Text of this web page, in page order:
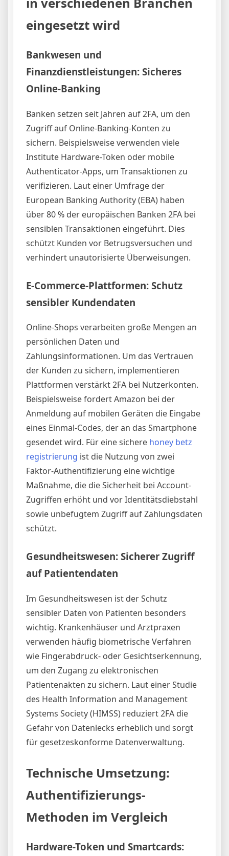
eingesetzt wird
Bankwesen und
Finanzdienstleistungen: Sicheres
Online-Banking
Banken setzen seit Jahren auf 2FA, um den
Zugriff auf Online-Banking-Konten zu
sichern. Beispielsweise verwenden viele
Institute Hardware-Token oder mobile
Authenticator-Apps, um Transaktionen zu
verifizieren. Laut einer Umfrage der
European Banking Authority (EBA) haben
über 80 % der europäischen Banken 2FA bei
sensiblen Transaktionen eingeführt. Dies
schützt Kunden vor Betrugsversuchen und
verhindert unautorisierte Überweisungen.
E-Commerce-Plattformen: Schutz
sensibler Kundendaten
Online-Shops verarbeiten große Mengen an
persönlichen Daten und
Zahlungsinformationen. Um das Vertrauen
der Kunden zu sichern, implementieren
Plattformen verstärkt 2FA bei Nutzerkonten.
Beispielsweise fordert Amazon bei der
Anmeldung auf mobilen Geräten die Eingabe
eines Einmal-Codes, der an das Smartphone
gesendet wird. Für eine sichere honey betz
registrierung ist die Nutzung von zwei
Faktor-Authentifizierung eine wichtige
Maßnahme, die die Sicherheit bei Account-
Zugriffen erhöht und vor Identitätsdiebstahl
sowie unbefugtem Zugriff auf Zahlungsdaten
schützt.
Gesundheitswesen: Sicherer Zugriff
auf Patientendaten
Im Gesundheitswesen ist der Schutz
sensibler Daten von Patienten besonders
wichtig. Krankenhäuser und Arztpraxen
verwenden häufig biometrische Verfahren
wie Fingerabdruck- oder Gesichtserkennung,
um den Zugang zu elektronischen
Patientenakten zu sichern. Laut einer Studie
des Health Information and Management
Systems Society (HIMSS) reduziert 2FA die
Gefahr von Datenlecks erheblich und sorgt
für gesetzeskonforme Datenverwaltung.
Technische Umsetzung:
Authentifizierungs-
Methoden im Vergleich
Hardware-Token und Smartcards: